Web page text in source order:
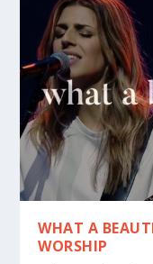
WHAT A
WORSHIP